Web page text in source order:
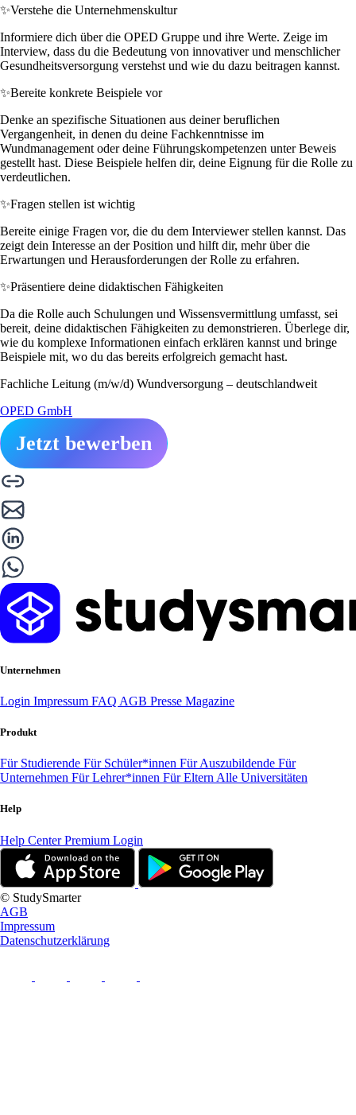
✨Verstehe die Unternehmenskultur
Informiere dich über die OPED Gruppe und ihre Werte. Zeige im
Interview, dass du die Bedeutung von innovativer und menschlicher
Gesundheitsversorgung verstehst und wie du dazu beitragen kannst.
✨Bereite konkrete Beispiele vor
Denke an spezifische Situationen aus deiner beruflichen
Vergangenheit, in denen du deine Fachkenntnisse im
Wundmanagement oder deine Führungskompetenzen unter Beweis
gestellt hast. Diese Beispiele helfen dir, deine Eignung für die Rolle zu
verdeutlichen.
✨Fragen stellen ist wichtig
Bereite einige Fragen vor, die du dem Interviewer stellen kannst. Das
zeigt dein Interesse an der Position und hilft dir, mehr über die
Erwartungen und Herausforderungen der Rolle zu erfahren.
✨Präsentiere deine didaktischen Fähigkeiten
Da die Rolle auch Schulungen und Wissensvermittlung umfasst, sei
bereit, deine didaktischen Fähigkeiten zu demonstrieren. Überlege dir,
wie du komplexe Informationen einfach erklären kannst und bringe
Beispiele mit, wo du das bereits erfolgreich gemacht hast.
Fachliche Leitung (m/w/d) Wundversorgung – deutschlandweit
OPED GmbH
Jetzt bewerben
Unternehmen
Login Impressum FAQ AGB Presse Magazine
Produkt
Für Studierende Für Schüler*innen Für Auszubildende Für
Unternehmen Für Lehrer*innen Für Eltern Alle Universitäten
Help
Help CenterPremium Login
© StudySmarter
AGB
Impressum
Datenschutzerklärung